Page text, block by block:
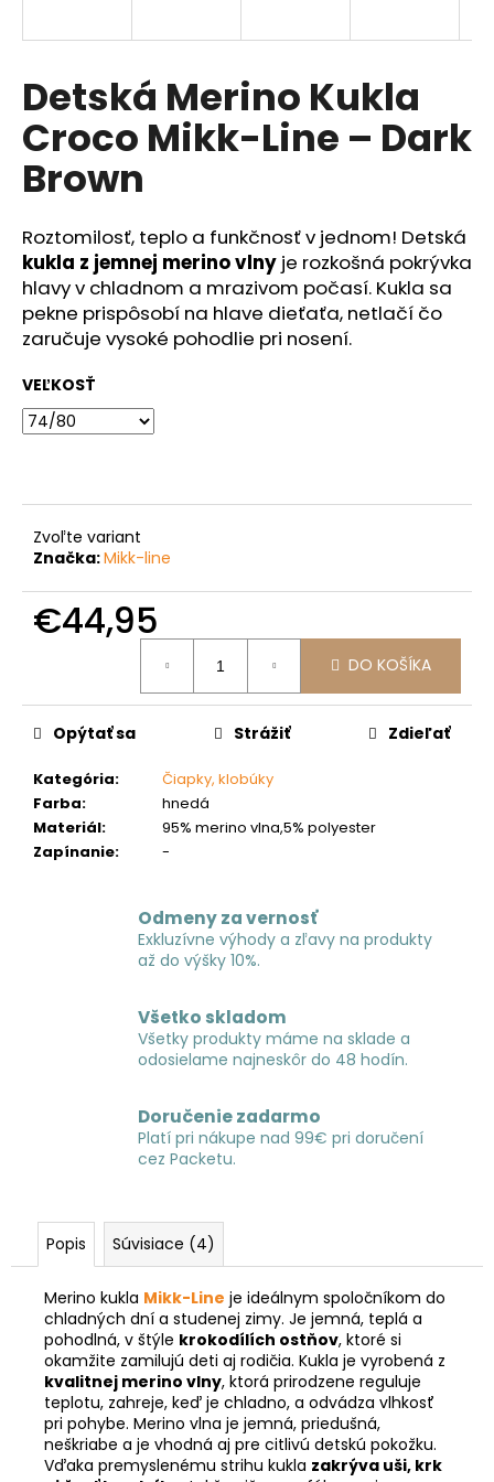
Detská Merino Kukla
Croco Mikk-Line – Dark
Brown
Roztomilosť, teplo a funkčnosť v jednom! Detská
kukla z jemnej merino vlny je rozkošná pokrývka
hlavy v chladnom a mrazivom počasí. Kukla sa
pekne prispôsobí na hlave dieťaťa, netlačí čo
zaručuje vysoké pohodlie pri nosení.
VEĽKOSŤ
Zvoľte variant
Značka:Mikk-line
€44,95
DO KOŠÍKA
Kategória:
Čiapky, klobúky
Farba:
hnedá
Materiál:
95% merino vlna,5% polyester
Zapínanie: -
Opýtať sa Strážiť Zdieľať
Odmeny za vernosť
Exkluzívne výhody a zľavy na produkty
až do výšky 10%.
Všetko skladom
Všetky produkty máme na sklade a
odosielame najneskôr do 48 hodín.
Doručenie zadarmo
Platí pri nákupe nad 99€ pri doručení
cez Packetu.
Popis Súvisiace (4)
Merino kukla Mikk-Line je ideálnym spoločníkom do
chladných dní a studenej zimy. Je jemná, teplá a
pohodlná, v štýle krokodílích ostňov, ktoré si
okamžite zamilujú deti aj rodičia. Kukla je vyrobená z
kvalitnej merino vlny, ktorá prirodzene reguluje
teplotu, zahreje, keď je chladno, a odvádza vlhkosť
pri pohybe. Merino vlna je jemná, priedušná,
neškriabe a je vhodná aj pre citlivú detskú pokožku.
Vďaka premyslenému strihu kukla zakrýva uši, krk
s
ť
?
HĽADAŤ
O
d
p
o
č
m
e